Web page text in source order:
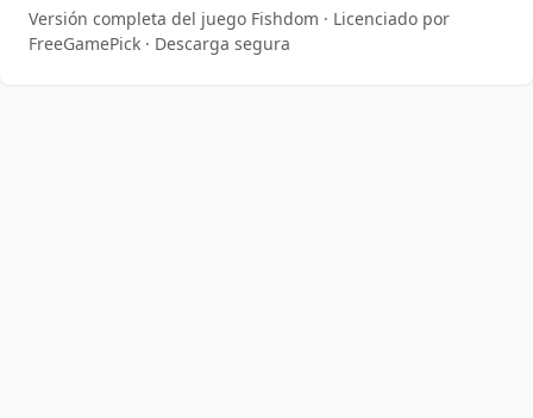
Versión completa del juego Fishdom · Licenciado por
FreeGamePick · Descarga segura